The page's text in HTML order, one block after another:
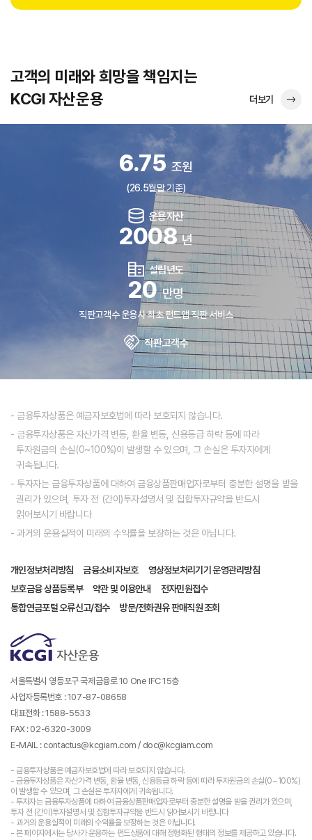
고객의 미래와 희망을 책임지는
KCGI 자산운용
더보기
6.75 조원
(26.5월말 기준)
운용자산
2008 년
설립년도
20 만명
직판고객수 운용사 최초 펀드앱 직판 서비스
직판고객수
- 금융투자상품은 예금자보호법에 따라 보호되지 않습니다.
- 금융투자상품은 자산가격 변동, 환율 변동, 신용등급 하락 등에 따라
투자원금의 손실(0~100%)이 발생할 수 있으며, 그 손실은 투자자에게
귀속됩니다.
- 투자자는 금융투자상품에 대하여 금융상품판매업자로부터 충분한 설명을 받을
권리가 있으며, 투자 전 (간이)투자설명서 및 집합투자규약을 반드시
읽어보시기 바랍니다
- 과거의 운용실적이 미래의 수익률을 보장하는 것은 아닙니다.
개인정보처리방침 금융소비자보호
영상정보처리기기 운영관리방침
보호금융 상품등록부
약관 및 이용안내
전자민원접수
통합연금포털 오류신고/접수
방문/전화권유 판매직원 조회
서울특별시 영등포구 국제금융로 10 One IFC 15층
사업자등록번호 : 107-87-08658
대표전화 : 1588-5533
FAX : 02-6320-3009
E-MAIL : contactus@kcgiam.com / doc@kcgiam.com
- 금융투자상품은 예금자보호법에 따라 보호되지 않습니다.
- 금융투자상품은 자산가격 변동, 환율 변동, 신용등급 하락 등에 따라 투자원금의 손실(0~100%)
이 발생할 수 있으며, 그 손실은 투자자에게 귀속됩니다.
- 투자자는 금융투자상품에 대하여 금융상품판매업자로부터 충분한 설명을 받을 권리가 있으며,
투자 전 (간이)투자설명서 및 집합투자규약을 반드시 읽어보시기 바랍니다
- 과거의 운용실적이 미래의 수익률을 보장하는 것은 아닙니다.
- 본 페이지에서는 당사가 운용하는 펀드상품에 대해 정형화된 형태의 정보를 제공하고 있습니다.